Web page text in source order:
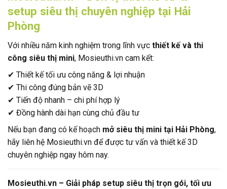
setup siêu thị chuyên nghiệp tại Hải
Phòng
Với nhiều năm kinh nghiệm trong lĩnh vực thiết kế và thi
công siêu thị mini, Mosieuthi.vn cam kết:
✔ Thiết kế tối ưu công năng & lợi nhuận
✔ Thi công đúng bản vẽ 3D
✔ Tiến độ nhanh – chi phí hợp lý
✔ Đồng hành dài hạn cùng chủ đầu tư
Nếu bạn đang có kế hoạch mở siêu thị mini tại Hải Phòng,
hãy liên hệ Mosieuthi.vn để được tư vấn và thiết kế 3D
chuyên nghiệp ngay hôm nay.
Mosieuthi.vn – Giải pháp setup siêu thị trọn gói, tối ưu